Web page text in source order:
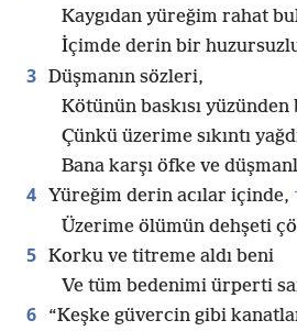
Kaygıdan yüreğim rahat
İçimde derin bir
3 Düşmanın sözleri,
Kötünün baskısı
Çünkü üzerime sıkıntı
Bana karşı öfke ve
4 Yüreğim derin acılar içinde,
Üzerime ölümün dehşeti
5 Korku ve titreme aldı beni
Ve tüm bedenimi ürperti
6
“Keşke güvercin gibi